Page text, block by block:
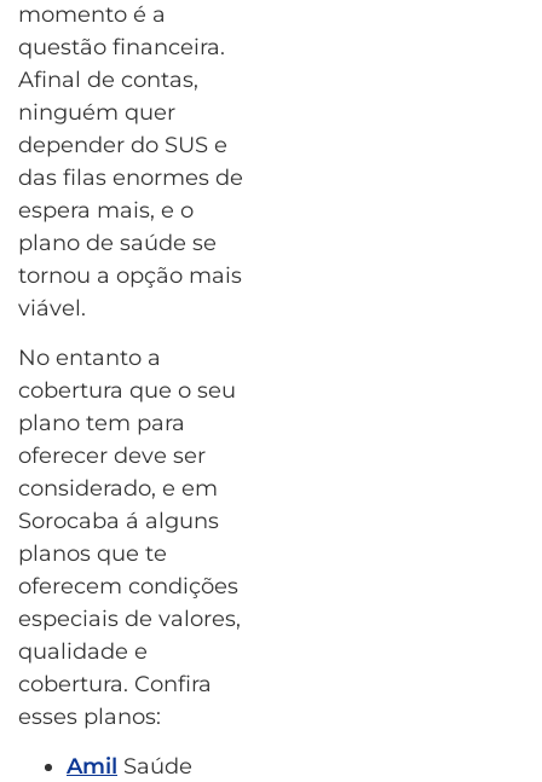
momento é a
questão financeira.
Afinal de contas,
ninguém quer
depender do SUS e
das filas enormes de
espera mais, e o
plano de saúde se
tornou a opção mais
viável.
No entanto a
cobertura que o seu
plano tem para
oferecer deve ser
considerado, e em
Sorocaba á alguns
planos que te
oferecem condições
especiais de valores,
qualidade e
cobertura. Confira
esses planos:
Amil Saúde